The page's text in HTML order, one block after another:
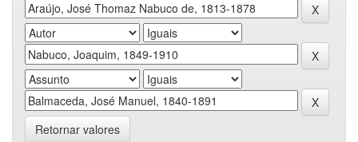
Retornar valores